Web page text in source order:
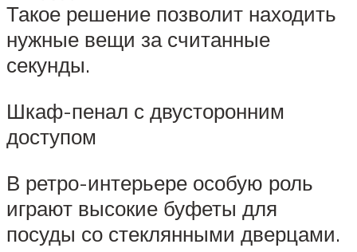
Такое решение позволит находить
нужные вещи за считанные
секунды.
Шкаф-пенал с двусторонним
доступом
В ретро-интерьере особую роль
играют высокие буфеты для
посуды со стеклянными дверцами.